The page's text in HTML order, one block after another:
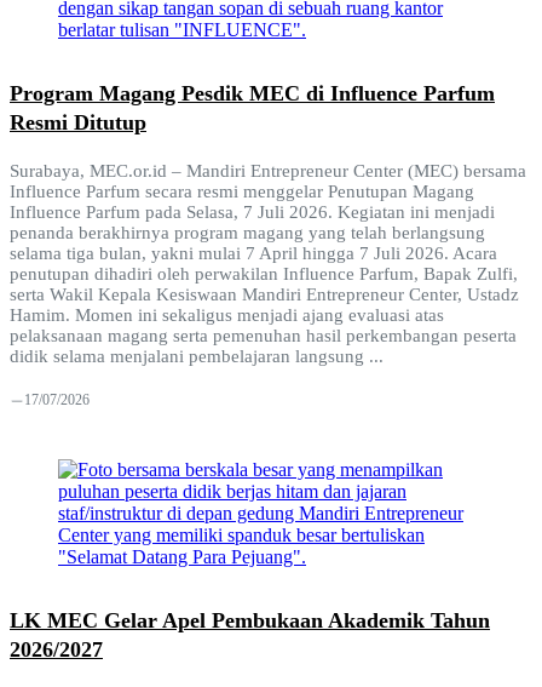
Program Magang Pesdik MEC di Influence Parfum
Resmi Ditutup
Surabaya, MEC.or.id – Mandiri Entrepreneur Center (MEC) bersama
Influence Parfum secara resmi menggelar Penutupan Magang
Influence Parfum pada Selasa, 7 Juli 2026. Kegiatan ini menjadi
penanda berakhirnya program magang yang telah berlangsung
selama tiga bulan, yakni mulai 7 April hingga 7 Juli 2026. Acara
penutupan dihadiri oleh perwakilan Influence Parfum, Bapak Zulfi,
serta Wakil Kepala Kesiswaan Mandiri Entrepreneur Center, Ustadz
Hamim. Momen ini sekaligus menjadi ajang evaluasi atas
pelaksanaan magang serta pemenuhan hasil perkembangan peserta
didik selama menjalani pembelajaran langsung ...
17/07/2026
LK MEC Gelar Apel Pembukaan Akademik Tahun
2026/2027